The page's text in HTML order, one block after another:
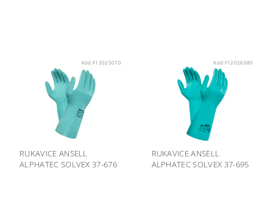
Kód:F12025070
RUKAVICE ANSELL
ALPHATEC SOLVEX 37-676
Kód: F12026080
RUKAVICE ANSELL
ALPHATEC SOLVEX 37-695